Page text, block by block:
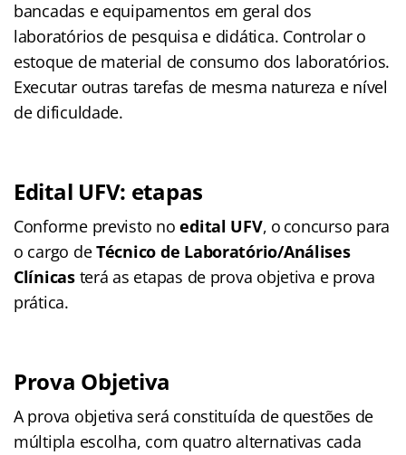
bancadas e equipamentos em geral dos
laboratórios de pesquisa e didática. Controlar o
estoque de material de consumo dos laboratórios.
Executar outras tarefas de mesma natureza e nível
de dificuldade.
Edital UFV: etapas
Conforme previsto no edital UFV, o concurso para
o cargo deTécnico de Laboratório/Análises
Clínicasterá as etapas de prova objetiva e prova
prática.
Prova Objetiva
A prova objetiva será constituída de questões de
múltipla escolha, com quatro alternativas cada